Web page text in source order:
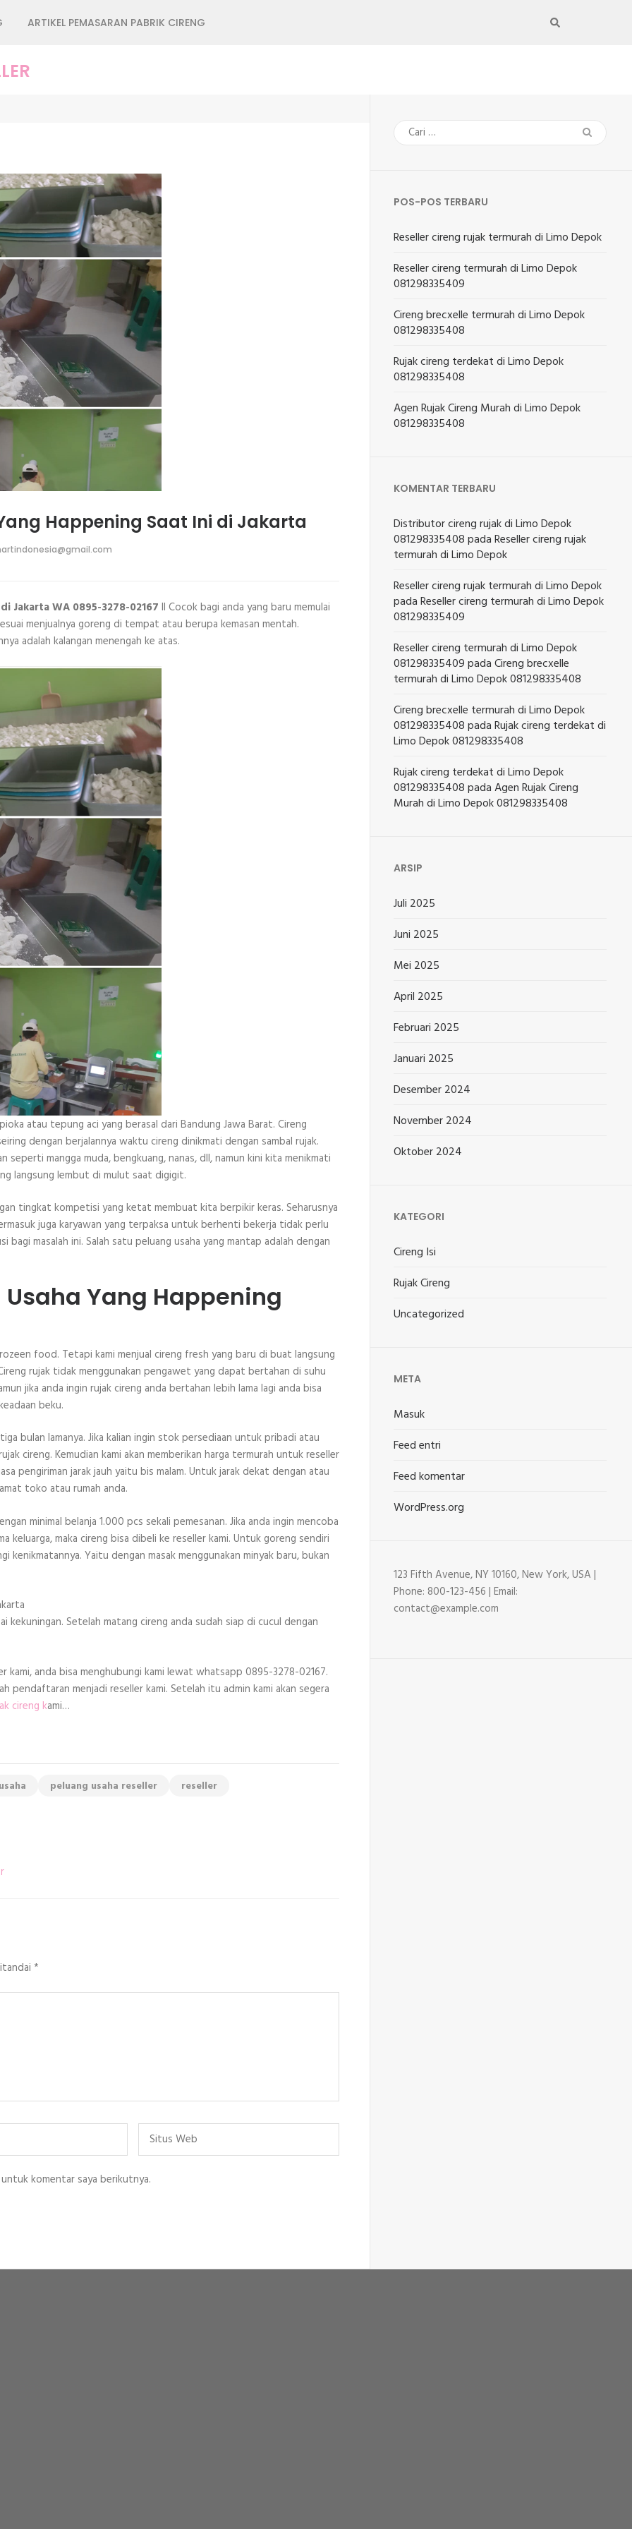
ARTIKEL PEMASARAN PABRIK CIRENG
Happening Saat Ini di Jakarta
Jakarta WA 0895-3278-02167 II Cocok bagi anda yang baru memulai
menjualnya goreng di tempat atau berupa kemasan mentah.
adalah kalangan menengah ke atas.
atau tepung aci yang berasal dari Bandung Jawa Barat. Cireng
dengan berjalannya waktu cireng dinikmati dengan sambal rujak.
seperti mangga muda, bengkuang, nanas, dll, namun kini kita menikmati
langsung lembut di mulut saat digigit.
tingkat kompetisi yang ketat membuat kita berpikir keras. Seharusnya
juga karyawan yang terpaksa untuk berhenti bekerja tidak perlu
masalah ini. Salah satu peluang usaha yang mantap adalah dengan
Yang Happening
food. Tetapi kami menjual cireng fresh yang baru di buat langsung
rujak tidak menggunakan pengawet yang dapat bertahan di suhu
jika anda ingin rujak cireng anda bertahan lebih lama lagi anda bisa
beku.
bulan lamanya. Jika kalian ingin stok persediaan untuk pribadi atau
cireng. Kemudian kami akan memberikan harga termurah untuk reseller
pengiriman jarak jauh yaitu bis malam. Untuk jarak dekat dengan atau
toko atau rumah anda.
minimal belanja 1.000 pcs sekali pemesanan. Jika anda ingin mencoba
maka cireng bisa dibeli ke reseller kami. Untuk goreng sendiri
Yaitu dengan masak menggunakan minyak baru, bukan
kekuningan. Setelah matang cireng anda sudah siap di cucul dengan
kami, anda bisa menghubungi kami lewat whatsapp 0895-3278-02167.
pendaftaran menjadi reseller kami. Setelah itu admin kami akan segera
cireng kami…
peluang usaha reseller reseller
*
Situs
Web
komentar saya berikutnya.
Cari
untuk:
POS-POS TERBARU
Reseller cireng rujak termurah di Limo Depok
Reseller cireng termurah di Limo Depok
081298335409
Cireng brecxelle termurah di Limo Depok
081298335408
Rujak cireng terdekat di Limo Depok
081298335408
Agen Rujak Cireng Murah di Limo Depok
081298335408
KOMENTAR TERBARU
Distributor cireng rujak di Limo Depok
081298335408padaReseller cireng rujak
termurah di Limo Depok
Reseller cireng rujak termurah di Limo Depok
padaReseller cireng termurah di Limo Depok
081298335409
Reseller cireng termurah di Limo Depok
081298335409padaCireng brecxelle
termurah di Limo Depok 081298335408
Cireng brecxelle termurah di Limo Depok
081298335408padaRujak cireng terdekat di
Limo Depok 081298335408
Rujak cireng terdekat di Limo Depok
081298335408padaAgen Rujak Cireng
Murah di Limo Depok 081298335408
ARSIP
Juli 2025
Juni 2025
Mei 2025
April 2025
Februari 2025
Januari 2025
Desember 2024
November 2024
Oktober 2024
KATEGORI
Cireng Isi
Rujak Cireng
Uncategorized
META
Masuk
Feed entri
Feed komentar
WordPress.org
123 Fifth Avenue, NY 10160, New York, USA |
Phone: 800-123-456 | Email:
contact@example.com